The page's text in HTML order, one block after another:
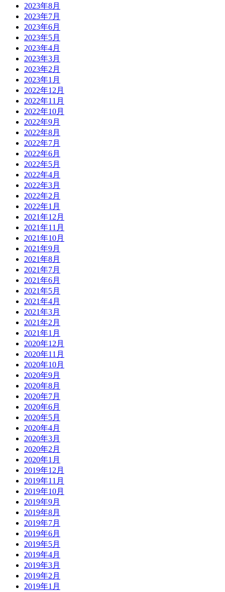
2023年8月
2023年7月
2023年6月
2023年5月
2023年4月
2023年3月
2023年2月
2023年1月
2022年12月
2022年11月
2022年10月
2022年9月
2022年8月
2022年7月
2022年6月
2022年5月
2022年4月
2022年3月
2022年2月
2022年1月
2021年12月
2021年11月
2021年10月
2021年9月
2021年8月
2021年7月
2021年6月
2021年5月
2021年4月
2021年3月
2021年2月
2021年1月
2020年12月
2020年11月
2020年10月
2020年9月
2020年8月
2020年7月
2020年6月
2020年5月
2020年4月
2020年3月
2020年2月
2020年1月
2019年12月
2019年11月
2019年10月
2019年9月
2019年8月
2019年7月
2019年6月
2019年5月
2019年4月
2019年3月
2019年2月
2019年1月